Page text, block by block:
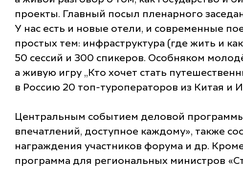
проекты. Главный посыл пленарного
У нас есть и новые отели, и современные
простых тем: инфраструктура (где жить и
50 сессий и 300 спикеров. Особняком
а живую игру „Кто хочет стать
в Россию 20 топ-туроператоров из Китая
Центральным событием деловой
впечатлений, доступное каждому», также
награждения участников форума и др.
программа для региональных министров